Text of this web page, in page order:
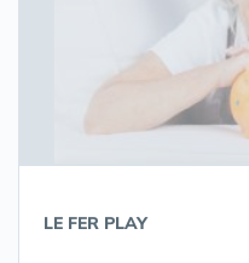
LE FER PLAY